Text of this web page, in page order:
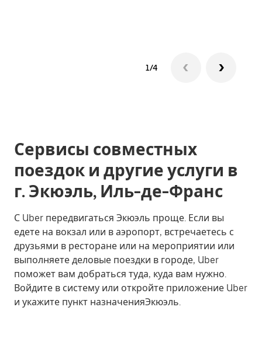
1/4
Сервисы совместных
поездок и другие услуги в
г. Экюэль, Иль-де-Франс
С Uber передвигаться Экюэль проще. Если вы
едете на вокзал или в аэропорт, встречаетесь с
друзьями в ресторане или на мероприятии или
выполняете деловые поездки в городе, Uber
поможет вам добраться туда, куда вам нужно.
Войдите в систему или откройте приложение Uber
и укажите пункт назначенияЭкюэль.